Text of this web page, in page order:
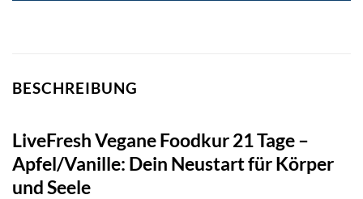
BESCHREIBUNG
LiveFresh Vegane Foodkur 21 Tage –
Apfel/Vanille: Dein Neustart für Körper
und Seele